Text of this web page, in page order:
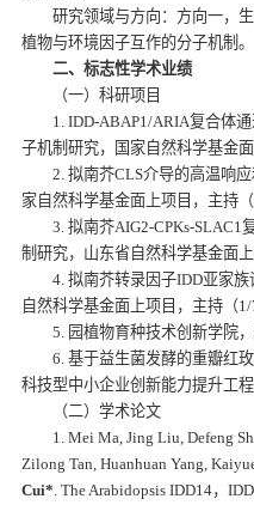
研究领域与方向：方向一，
植物与环境因子互作的分子机制。
二、标志性学术业绩
（一）科研项目
1. IDD-ABAP1/ARIA复合体
子机制研究，国家自然科学基金
2. 拟南芥CLS介导的高温响
家自然科学基金面上项目，主持
3. 拟南芥AIG2-CPKs-
制研究，山东省自然科学基金面
4. 拟南芥转录因子IDD亚家
自然科学基金面上项目，主持 （
5. 园植物育种技术创新学院
6. 基于益生菌发酵的重瓣红
科技型中小企业创新能力提升工程
（二）学术论文
1. Mei Ma, Jing Liu, Defeng
Zilong Tan, Huanhuan Yang,
Cui* . The Arabidopsis IDD14，